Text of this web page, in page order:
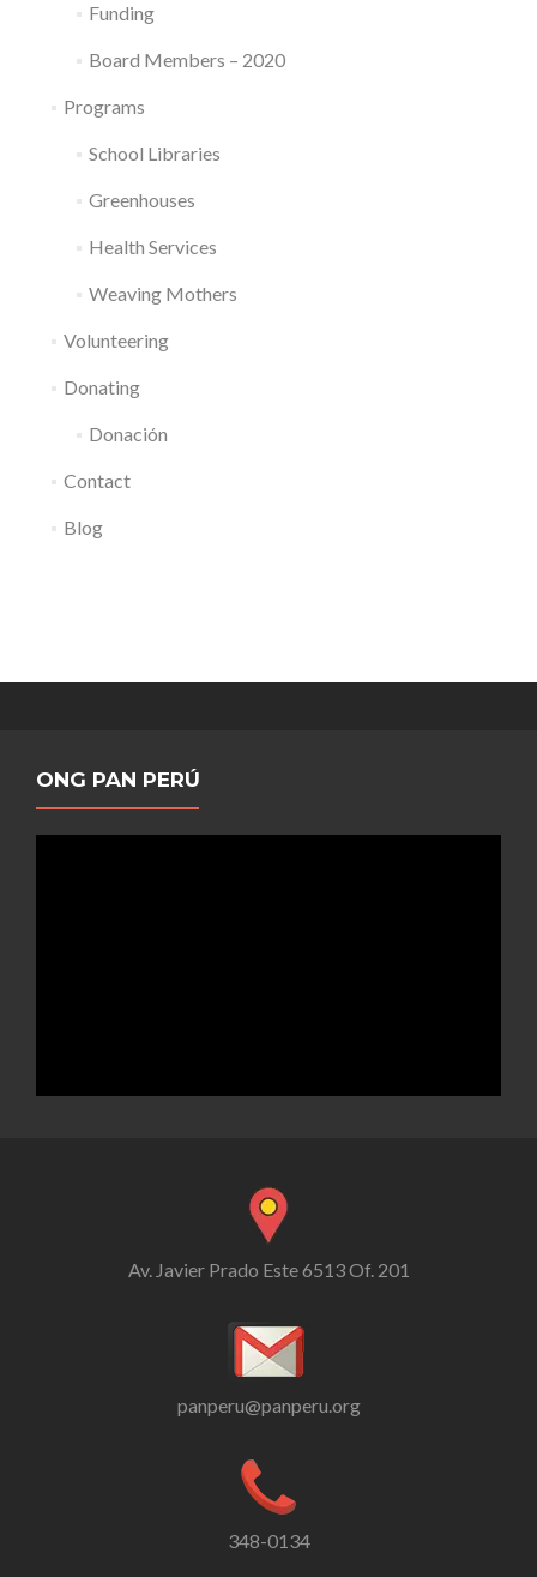
Funding
Board Members – 2020
Programs
School Libraries
Greenhouses
Health Services
Weaving Mothers
Volunteering
Donating
Donación
Contact
Blog
ONG PAN PERÚ
Av. Javier Prado Este 6513 Of. 201
panperu@panperu.org
348-0134